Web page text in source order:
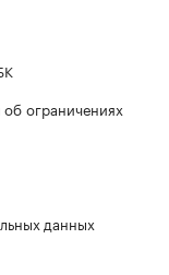
ограничениях
данных